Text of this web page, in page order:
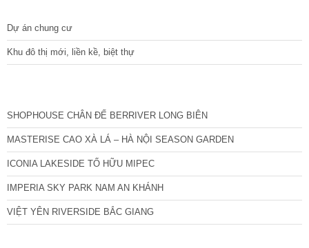
Dự án chung cư
Khu đô thị mới, liền kề, biệt thự
SHOPHOUSE CHÂN ĐẾ BERRIVER LONG BIÊN
MASTERISE CAO XÀ LÁ – HÀ NỘI SEASON GARDEN
ICONIA LAKESIDE TỐ HỮU MIPEC
IMPERIA SKY PARK NAM AN KHÁNH
VIỆT YÊN RIVERSIDE BẮC GIANG